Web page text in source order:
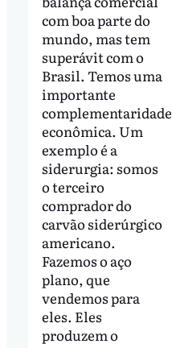
com boa parte do
mundo, mas tem
superávit com o
Brasil. Temos uma
importante
complementaridade
econômica. Um
exemplo é a
siderurgia: somos
o terceiro
comprador do
carvão siderúrgico
americano.
Fazemos o aço
plano, que
vendemos para
eles. Eles
produzem o